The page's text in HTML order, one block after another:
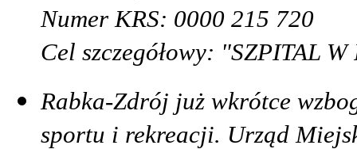
Numer KRS: 0000 215 720
Cel szczegółowy: "SZPITAL
Rabka-Zdrój już wkrótce
sportu i rekreacji. Urząd